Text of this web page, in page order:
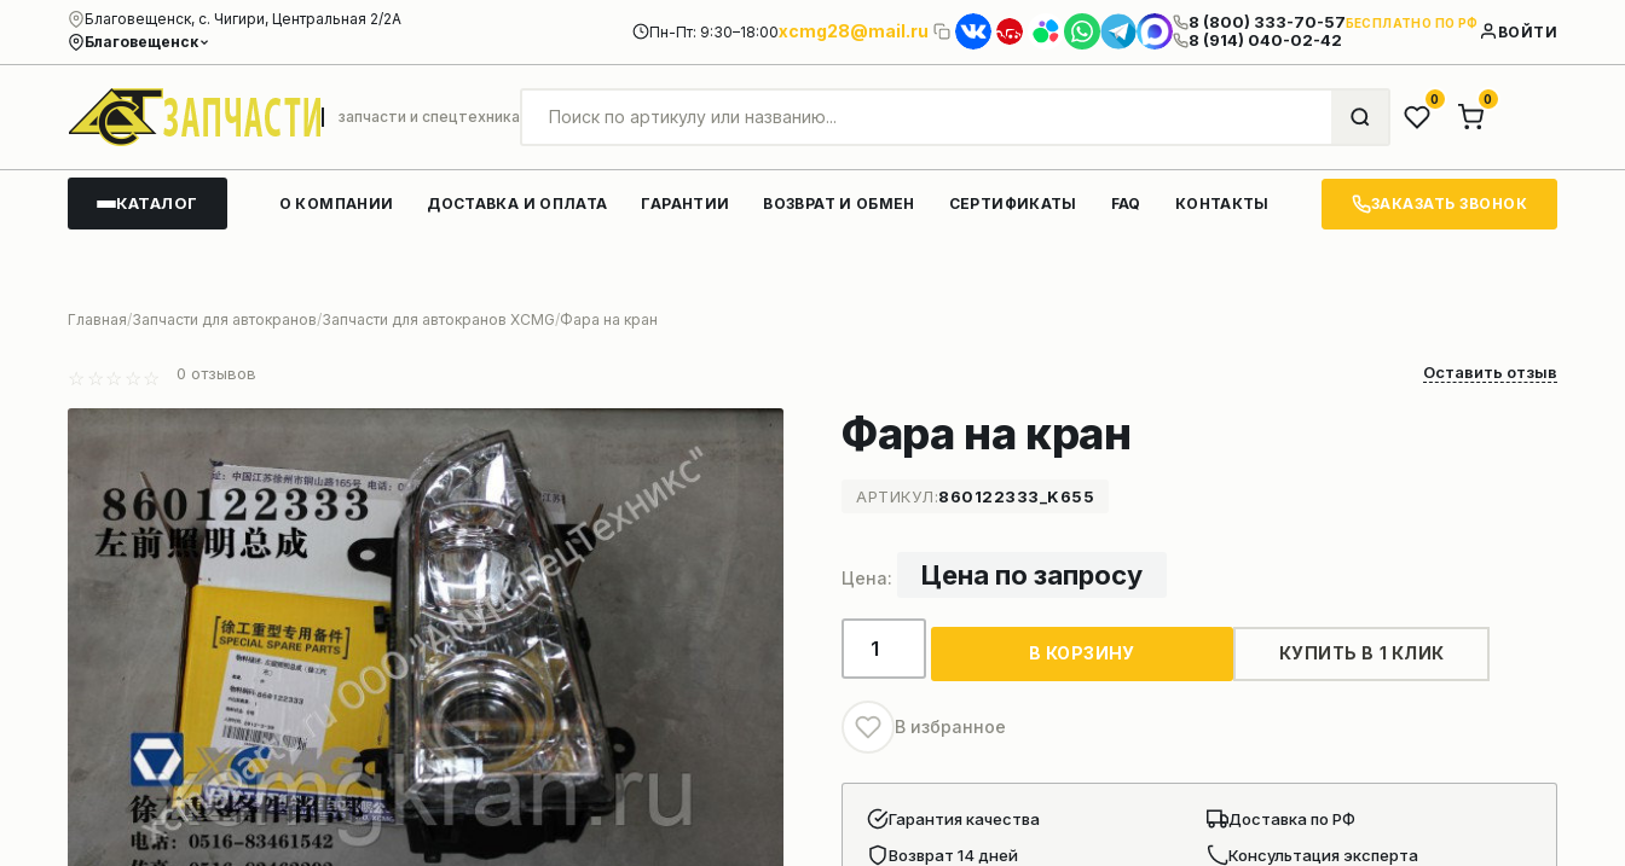
Благовещенск
Благовещенск, с. Чигири, Центральная 2/2А
Пн-Пт: 9:30–18:00xcmg28@mail.ru 8 (800) 333-70-57БЕСПЛАТНО ПО РФ
8 (914) 040-02-42 ВОЙТИ
запчасти и спецтехника
0 0
КАТАЛОГ О КОМПАНИИ ДОСТАВКА И ОПЛАТА ГАРАНТИИ ВОЗВРАТ И ОБМЕН СЕРТИФИКАТЫ FAQ КОНТАКТЫ ЗАКАЗАТЬ ЗВОНОК
Главная Запчасти для автокранов Запчасти для автокранов XCMG Фара на кран
0 отзывов Оставить отзыв
Фара на кран
АРТИКУЛ:860122333_K655
Цена по запросу
Количество
товара
на
кран
В КОРЗИНУ КУПИТЬ В 1 КЛИК
В избранное
Гарантия качества
Доставка по РФ
Возврат 14 дней
Консультация эксперта